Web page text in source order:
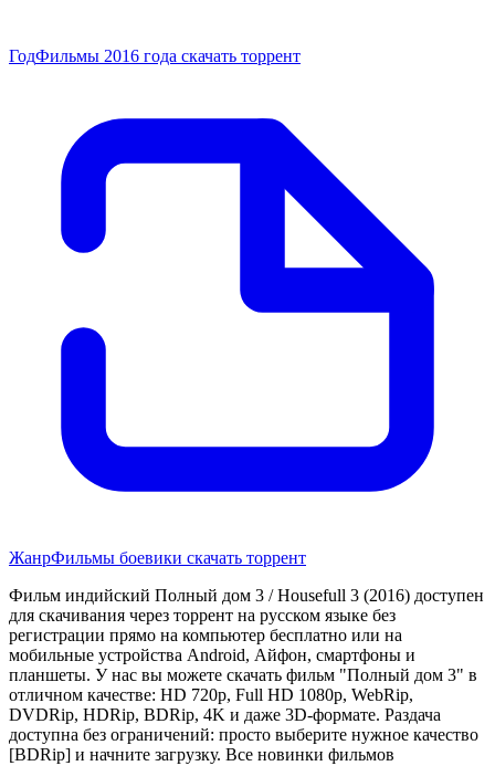
ГодФильмы 2016 года скачать торрент
ЖанрФильмы боевики скачать торрент
Фильм индийский Полный дом 3 / Housefull 3 (2016) доступен
для скачивания через торрент на русском языке без
регистрации прямо на компьютер бесплатно или на
мобильные устройства Android, Айфон, смартфоны и
планшеты. У нас вы можете скачать фильм "Полный дом 3" в
отличном качестве: HD 720p, Full HD 1080p, WebRip,
DVDRip, HDRip, BDRip, 4K и даже 3D-формате. Раздача
доступна без ограничений: просто выберите нужное качество
[BDRip] и начните загрузку. Все новинки фильмов